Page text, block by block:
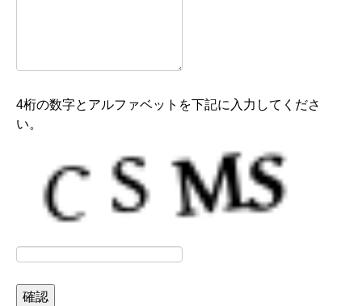
4桁の数字とアルファベットを下記に入力してくださ
い。